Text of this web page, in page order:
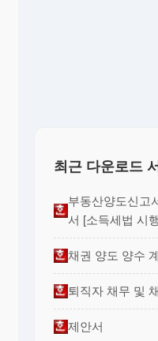
최근 다운로드
부동산양도신고
서 [소득세법 시
채권 양도 양수
퇴직자 채무 및
제안서